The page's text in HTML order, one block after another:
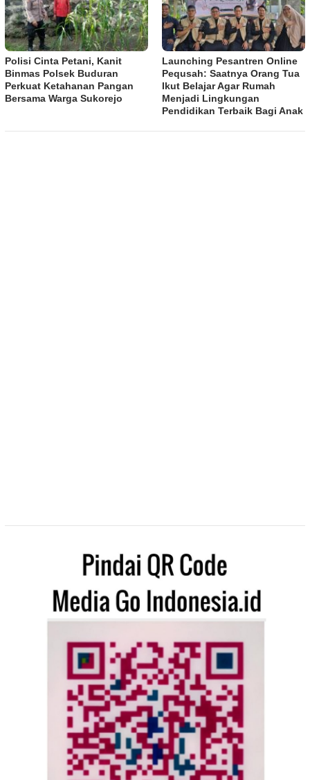
Polisi Cinta Petani, Kanit
Binmas Polsek Buduran
Perkuat Ketahanan Pangan
Bersama Warga Sukorejo
Launching Pesantren Online
Pequsah: Saatnya Orang Tua
Ikut Belajar Agar Rumah
Menjadi Lingkungan
Pendidikan Terbaik Bagi Anak